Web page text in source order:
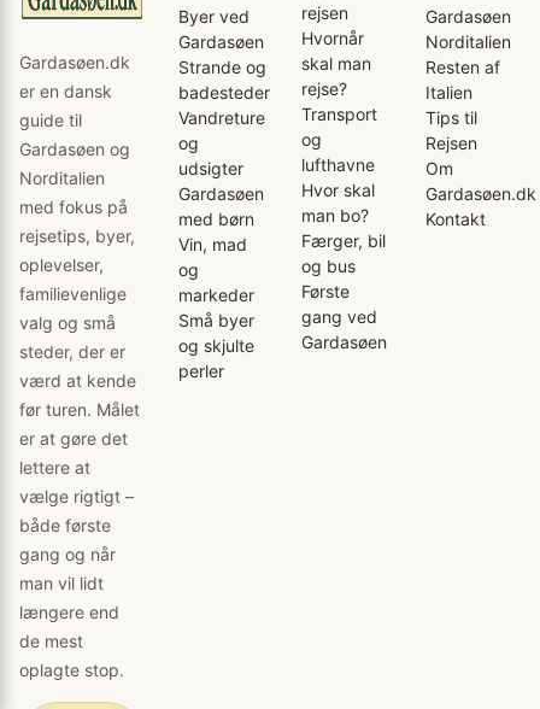
Gardasøen.dk
er en dansk
guide til
Gardasøen og
Norditalien
med fokus på
rejsetips, byer,
oplevelser,
familievenlige
valg og små
steder, der er
værd at kende
før turen. Målet
er at gøre det
lettere at
vælge rigtigt –
både første
gang og når
man vil lidt
længere end
de mest
oplagte stop.
Byer ved
Gardasøen
Strande og
badesteder
Vandreture
og
udsigter
Gardasøen
med børn
Vin, mad
og
markeder
Små byer
og skjulte
perler
rejsen
Hvornår
skal man
rejse?
Transport
og
lufthavne
Hvor skal
man bo?
Færger, bil
og bus
Første
gang ved
Gardasøen
Gardasøen
Norditalien
Resten af
Italien
Tips til
Rejsen
Om
Gardasøen.dk
Kontakt